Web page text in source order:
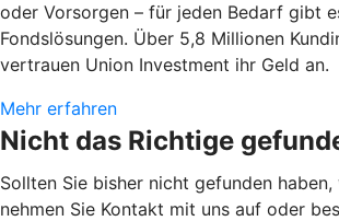
oder Vorsorgen – für jeden Bedarf gibt
Fondslösungen. Über 5,8 Millionen
vertrauen Union Investment ihr Geld an.
Mehr erfahren
Nicht das Richtige
Sollten Sie bisher nicht gefunden haben,
nehmen Sie Kontakt mit uns auf oder